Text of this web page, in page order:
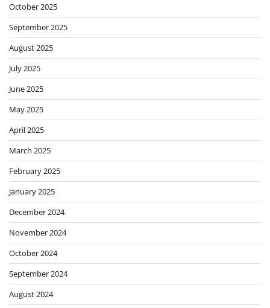
October 2025
September 2025
August 2025
July 2025
June 2025
May 2025
April 2025
March 2025
February 2025
January 2025
December 2024
November 2024
October 2024
September 2024
August 2024